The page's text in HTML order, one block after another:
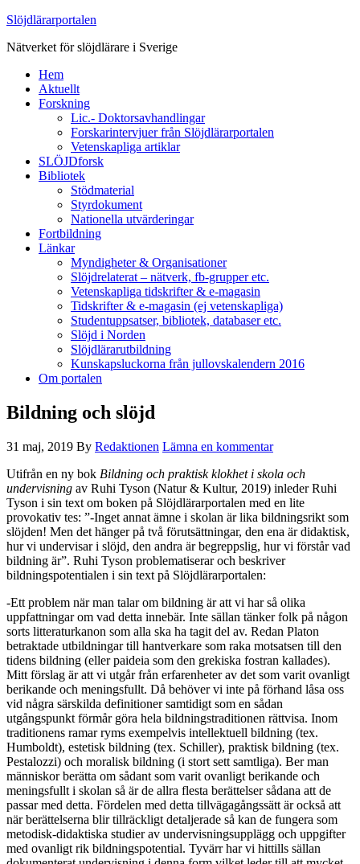
Slöjdlärarportalen
Nätverket för slöjdlärare i Sverige
Hem
Aktuellt
Forskning
Lic.- Doktorsavhandlingar
Forskarintervjuer från Slöjdlärarportalen
Vetenskapliga artiklar
SLÖJDforsk
Bibliotek
Stödmaterial
Styrdokument
Nationella utvärderingar
Fortbildning
Länkar
Myndigheter & Organisationer
Slöjdrelaterat – nätverk, fb-grupper etc.
Vetenskapliga tidskrifter & e-magasin
Tidskrifter & e-magasin (ej vetenskapliga)
Studentuppsatser, bibliotek, databaser etc.
Slöjd i Norden
Slöjdlärarutbildning
Kunskapsluckorna från jullovskalendern 2016
Om portalen
Bildning och slöjd
31 maj, 2019 By Redaktionen Lämna en kommentar
Utifrån en ny bok Bildning och praktisk klokhet i skola och
undervisning av Ruhi Tyson (Natur & Kultur, 2019) inleder Ruhi
Tyson i sin text om boken på Slöjdlärarportalen med en lite
provokativ tes: ”-Inget annat ämne i skolan är lika bildningsrikt som
slöjden! Men det hänger på två förutsättningar, den ena är didaktisk,
hur vi undervisar i slöjd, den andra är begreppslig, hur vi förstår vad
bildning är”. Ruhi Tyson problematiserar och beskriver
bildningspotentialen i sin text på Slöjdlärarportalen:
-Ett problem när man talar om bildning är att vi har så olika
uppfattningar om vad detta innebär. Inte sällan tänker folk på någon
sorts litteraturkanon som alla ska ha tagit del av. Redan Platon
betraktade utbildningar till hantverkare som raka motsatsen till den
tidens bildning (eller paideia som den grekiska fostran kallades).
Mitt förslag är att vi utgår från erfarenheter av det som varit ovanligt
berikande och meningsfullt. Då behöver vi inte på förhand låsa oss
vid några särskilda definitioner samtidigt som en sådan
utgångspunkt förmår göra hela bildningstraditionen rättvisa. Inom
traditionens ramar ryms exempelvis intellektuell bildning (tex.
Humboldt), estetisk bildning (tex. Schiller), praktisk bildning (tex.
Pestalozzi) och moralisk bildning (i stort sett samtliga). Ber man
människor berätta om sådant som varit ovanligt berikande och
meningsfullt i skolan så är de allra flesta berättelser sådana att de
passar med detta. Fördelen med detta tillvägagångssätt är också att
när berättelserna blir tillräckligt detaljerade så kan de fungera som
metodisk-didaktiska studier av undervisningsupplägg och uppgifter
med ovanligt rik bildningspotential. Tyvärr har vi hittills sällan